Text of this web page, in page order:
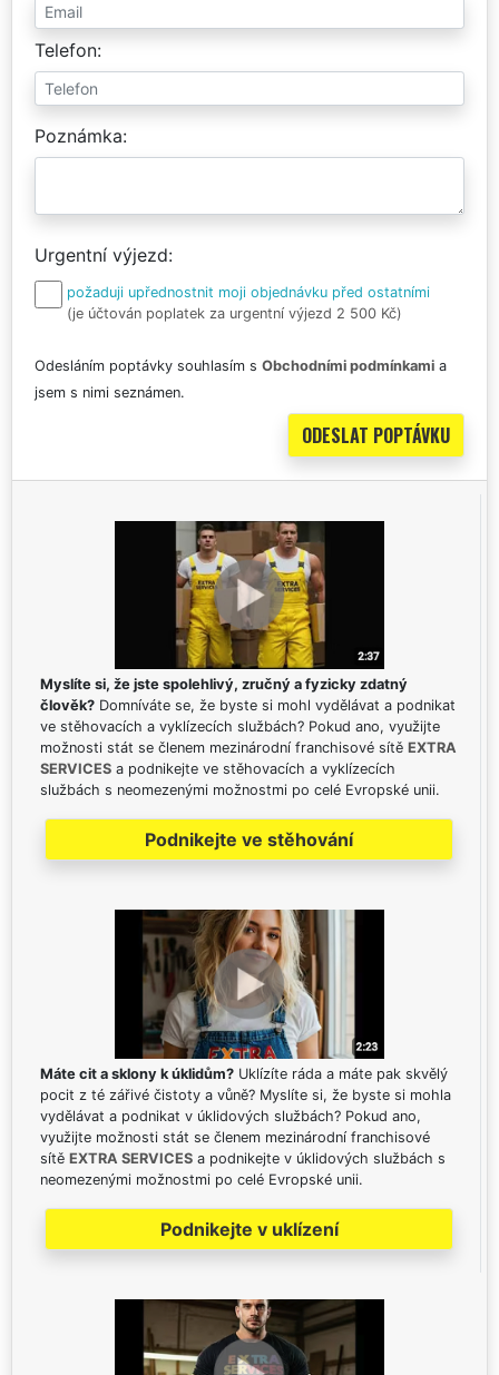
Telefon
Poznámka
Urgentní výjezd
požaduji upřednostnit moji objednávku před ostatními
(je účtován poplatek za urgentní výjezd 2 500 Kč)
Odesláním poptávky souhlasím s Obchodními podmínkami a
jsem s nimi seznámen.
Myslíte si, že jste spolehlivý, zručný a fyzicky zdatný
člověk? Domníváte se, že byste si mohl vydělávat a podnikat
ve stěhovacích a vyklízecích službách? Pokud ano, využijte
možnosti stát se členem mezinárodní franchisové sítě EXTRA
SERVICES a podnikejte ve stěhovacích a vyklízecích
službách s neomezenými možnostmi po celé Evropské unii.
Podnikejte ve stěhování
Máte cit a sklony k úklidům? Uklízíte ráda a máte pak skvělý
pocit z té zářivé čistoty a vůně? Myslíte si, že byste si mohla
vydělávat a podnikat v úklidových službách? Pokud ano,
využijte možnosti stát se členem mezinárodní franchisové
sítě EXTRA SERVICES a podnikejte v úklidových službách s
neomezenými možnostmi po celé Evropské unii.
Podnikejte v uklízení